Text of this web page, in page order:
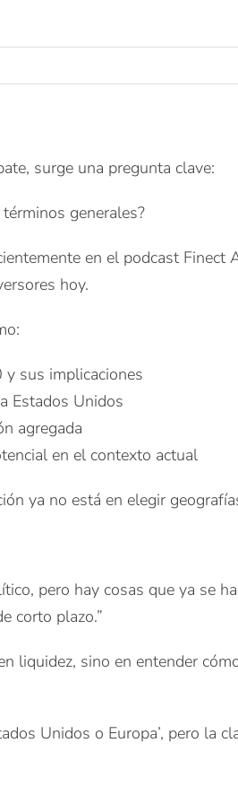
surge una pregunta clave:
generales?
en el podcast
hoy.
sus implicaciones
Estados Unidos
agregada
en el contexto actual
ya no está en elegir
pero hay cosas que ya se
corto plazo.”
liquidez, sino en entender
Unidos o Europa’, pero la